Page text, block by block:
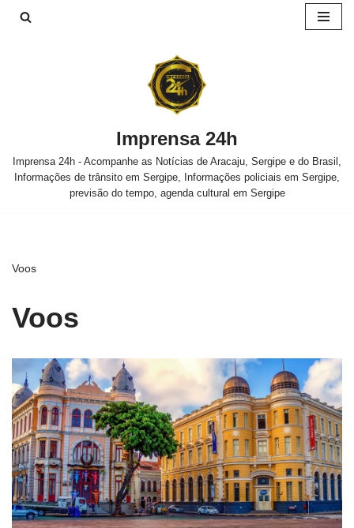
Imprensa 24h
Imprensa 24h - Acompanhe as Notícias de Aracaju, Sergipe e do Brasil,
Informações de trânsito em Sergipe, Informações policiais em Sergipe,
previsão do tempo, agenda cultural em Sergipe
Voos
Voos